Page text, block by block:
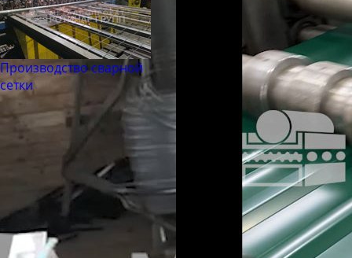
Производство сварной
сетки